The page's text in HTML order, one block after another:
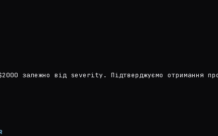
залежно від severity. Підтверджуємо отримання